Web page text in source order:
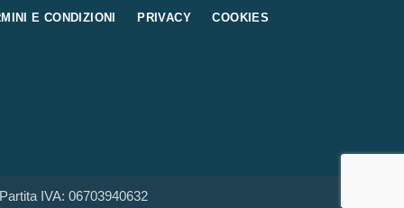
E CONDIZIONI PRIVACY COOKIES
IVA: 06703940632